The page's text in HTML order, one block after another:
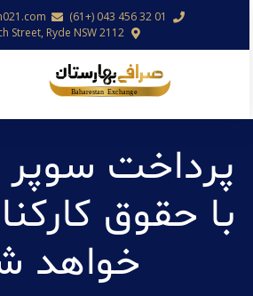
01 32 456 043 (+61)
Street, Ryde NSW 2112
پرداخت
با حقوق
خواهد